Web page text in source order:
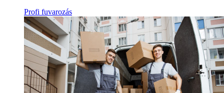
Profi fuvarozás